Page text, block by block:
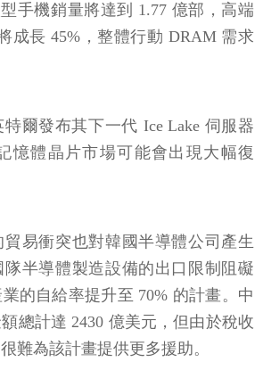
手機銷量將達到 1.77 億部，高端
成長 45%，整體行動 DRAM 需求
爾發布其下一代 Ice Lake 伺服器
憶體晶片市場可能會出現大幅復
易衝突也對韓國半導體公司產生
半導體製造設備的出口限制阻礙
的自給率提升至 70% 的計畫。中
總計達 2430 億美元，但由於稅收
難為該計畫提供更多援助。